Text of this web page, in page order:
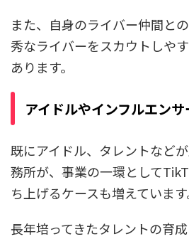
また、自身のライバー仲間と
秀なライバーをスカウトしや
あります。
アイドルやインフルエン
既にアイドル、タレントなど
務所が、事業の一環として
ち上げるケースも増えています
長年培ってきたタレントの育